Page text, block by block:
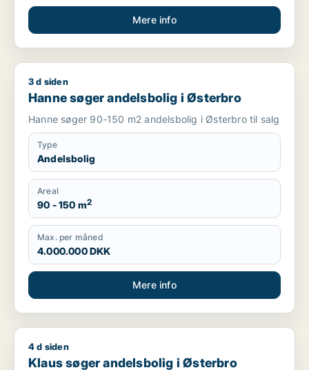
Mere info
Hanne søger andelsbolig i Østerbro
3 d siden
Hanne søger andelsbolig i Østerbro
Hanne søger 90-150 m2 andelsbolig i Østerbro til salg
Type
Andelsbolig
Areal
90 - 150 m2
Max. per måned
4.000.000 DKK
Mere info
Klaus søger andelsbolig i Østerbro
4 d siden
Klaus søger andelsbolig i Østerbro